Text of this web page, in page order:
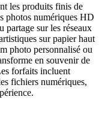
les produits finis de
photos numériques HD
partage sur les réseaux
sur papier haut
photo personnalisé ou
en souvenir de
forfaits incluent
fichiers numériques,